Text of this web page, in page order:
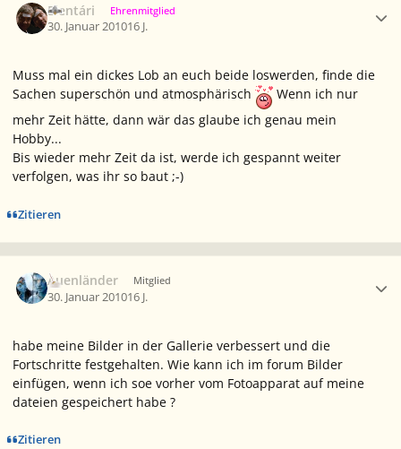
Elentári Ehrenmitglied
30. Januar 201016 J.
Muss mal ein dickes Lob an euch beide loswerden, finde die
Sachen superschön und atmosphärisch
Wenn ich nur
mehr Zeit hätte, dann wär das glaube ich genau mein
Hobby...
Bis wieder mehr Zeit da ist, werde ich gespannt weiter
verfolgen, was ihr so baut ;-)
Zitieren
Auenländer Mitglied
30. Januar 201016 J.
habe meine Bilder in der Gallerie verbessert und die
Fortschritte festgehalten. Wie kann ich im forum Bilder
einfügen, wenn ich soe vorher vom Fotoapparat auf meine
dateien gespeichert habe ?
Zitieren